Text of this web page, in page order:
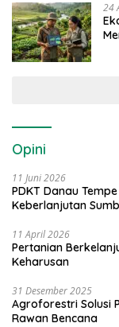
24
Opini
11 Juni 2026
PDKT Danau
Keberlanjutan
11 April 2026
Pertanian
Keharusan
31 Desember 2025
Agroforestri Solusi
Rawan Bencana